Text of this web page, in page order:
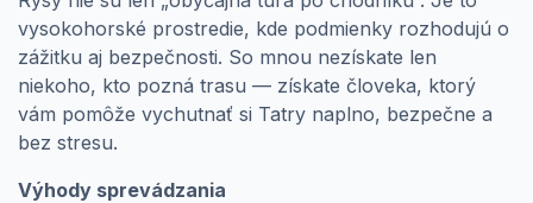
vysokohorské prostredie, kde podmienky rozhodujú o
zážitku aj bezpečnosti. So mnou nezískate len
niekoho, kto pozná trasu — získate človeka, ktorý
vám pomôže vychutnať si Tatry naplno, bezpečne a
bez stresu.
Výhody sprevádzania